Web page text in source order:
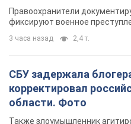
Правоохранители
фиксируют военное
3 часа назад 2,4 т.
СБУ задержала
корректировал
области. Фото
Также злоумышленник